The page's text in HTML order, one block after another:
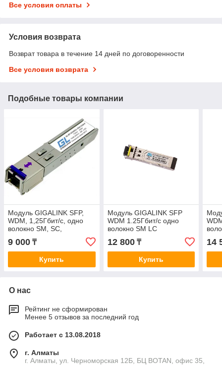
Все условия оплаты
Условия возврата
Возврат товара в течение 14 дней по договоренности
Все условия возврата
Подобные товары компании
Модуль GIGALINK SFP,
WDM, 1,25Гбит/c, одно
волокно SM, SC,
Tx:1310/Rx:1550 нм, DDM,
14 дБ (до 20 км)
9 000 ₸
Купить
Модуль GIGALINK SFP
WDM 1.25Гбит/c одно
волокно SM LC
Tx:1550/Rx:1310 нм, DDM,
14 дБ (до 20 км)
12 800₸
Купить
(до
14
О нас
Рейтинг не сформирован
Менее 5 отзывов за последний год
Работает с 13.08.2018
г. Алматы
г. Алматы, ул. Черноморская 12Б, БЦ BOTAN, офис 35,